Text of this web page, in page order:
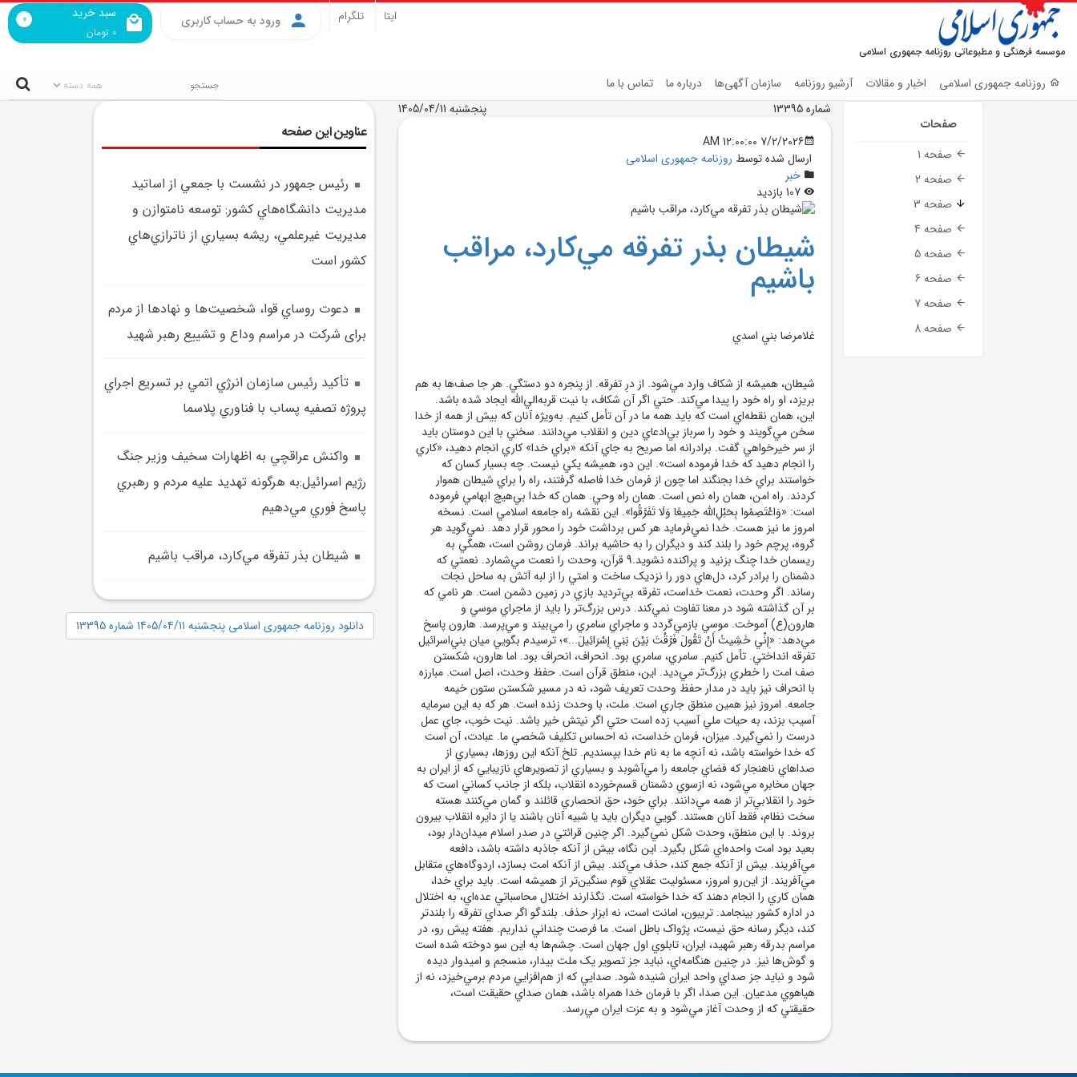
موسسه فرهنگی و مطبوعاتی روزنامه جمهوری اسلامی
سبد خرید
0 تومان
0 ورود به حساب کاربری ایتا تلگرام
روزنامه جمهوری اسلامی اخبار و مقالات آرشیو روزنامه سازمان آگهی‌ها درباره ما تماس با ما
صفحات
صفحه 1
صفحه 2
صفحه 3
صفحه 4
صفحه 5
صفحه 6
صفحه 7
صفحه 8
شماره 13395
پنجشنبه 1405/04/11
7/2/2026 12:00:00 AM
ارسال شده توسط روزنامه جمهوری اسلامی
خبر
شيطان بذر تفرقه مي‌کارد، مراقب
باشيم
غلامرضا بني اسدي
شيطان، هميشه از شکاف وارد مي‌شود. از درِ تفرقه. از پنجره دو دستگي. هر جا صف‌ها به هم
بريزد، او راه خود را پيدا مي‌کند. حتي اگر آن شکاف، با نيت قربه‌الي‌الله ايجاد شده باشد.
اين، همان نقطه‌اي است که بايد همه ما در آن تأمل کنيم. به‌ويژه آنان که بيش از همه از خدا
سخن مي‌گويند و خود را سرباز بي‌ادعاي دين و انقلاب مي‌دانند. سخني با اين دوستان بايد
از سر خيرخواهي گفت. برادرانه اما صريح به جاي آنکه «براي خدا» کاري انجام دهيد، «کاري
را انجام دهيد که خدا فرموده است». اين دو، هميشه يکي نيست. چه بسيار کسان که
خواستند براي خدا بجنگند اما چون از فرمان خدا فاصله گرفتند، راه را براي شيطان هموار
کردند. راه امن، همان راه نص است. همان راه وحي. همان که خدا بي‌هيچ ابهامي فرموده
است: «وَاعْتَصِمُوا بِحَبْلِ‌الله جَمِيعًا وَلَا تَفَرَّقُوا». اين نقشه راه جامعه اسلامي است. نسخه
امروز ما نيز هست. خدا نمي‌فرمايد هر کس برداشت خود را محور قرار دهد. نمي‌گويد هر
گروه، پرچم خود را بلند کند و ديگران را به حاشيه براند. فرمان روشن است، همگي به
ريسمان خدا چنگ بزنيد و پراکنده نشويد.9 قرآن، وحدت را نعمت مي‌شمارد. نعمتي که
دشمنان را برادر کرد، دل‌هاي دور را نزديک ساخت و امتي را از لبه آتش به ساحل نجات
رساند. اگر وحدت، نعمت خداست، تفرقه بي‌ترديد بازي در زمين دشمن است. هر نامي که
بر آن گذاشته شود در معنا تفاوت نمي‌کند. درس بزرگ‌تر را بايد از ماجراي موسي و
هارون(ع) آموخت. موسي بازمي‌گردد و ماجراي سامري را مي‌بيند و مي‌پرسد. هارون پاسخ
مي‌دهد: «إِنِّي خَشِيتُ أَنْ تَقُولَ فَرَّقْتَ بَيْنَ بَنِي إِسْرَائِيلَ...»؛ ترسيدم بگويي ميان بني‌اسرائيل
تفرقه انداختي. تأمل کنيم. سامري، سامري بود. انحراف، انحراف بود. اما هارون، شکستن
صف امت را خطري بزرگ‌تر مي‌ديد. اين، منطق قرآن است. حفظ وحدت، اصل است. مبارزه
با انحراف نيز بايد در مدار حفظ وحدت تعريف شود، نه در مسير شکستن ستون خيمه
جامعه. امروز نيز همين منطق جاري است. ملت، با وحدت زنده است. هر که به اين سرمايه
آسيب بزند، به حيات ملي آسيب زده است حتي اگر نيتش خير باشد. نيت خوب، جاي عمل
درست را نمي‌گيرد. ميزان، فرمان خداست، نه احساس تکليف شخصي ما. عبادت، آن است
که خدا خواسته باشد، نه آنچه ما به نام خدا بپسنديم. تلخ آنکه اين روزها، بسياري از
صداهاي ناهنجار که فضاي جامعه را مي‌آشوبد و بسياري از تصويرهاي نازيبايي که از ايران به
جهان مخابره مي‌شود، نه ازسوي دشمنان قسم‌خورده انقلاب، بلکه از جانب کساني است که
خود را انقلابي‌تر از همه مي‌دانند. براي خود، حق انحصاري قائلند و گمان مي‌کنند هسته
سخت نظام، فقط آنان‌ هستند. گويي ديگران بايد يا شبيه آنان باشند يا از دايره انقلاب بيرون
بروند. با اين منطق، وحدت شکل نمي‌گيرد. اگر چنين قرائتي در صدر اسلام ميدان‌دار بود،
بعيد بود امت واحده‌اي شکل بگيرد. اين نگاه، بيش از آنکه جاذبه داشته باشد، دافعه
مي‌آفريند. بيش از آنکه جمع کند، حذف مي‌کند. بيش از آنکه امت بسازد، اردوگاه‌هاي متقابل
مي‌آفريند. از اين‌رو امروز، مسئوليت عقلاي قوم سنگين‌تر از هميشه است. بايد براي خدا،
همان کاري را انجام دهند که خدا خواسته است. نگذارند اختلال محاسباتي عده‌اي، به اختلال
در اداره کشور بينجامد. تريبون، امانت است، نه ابزار حذف. بلندگو اگر صداي تفرقه را بلندتر
کند، ديگر رسانه حق نيست، پژواک باطل است. ما فرصت چنداني نداريم. هفته پيش رو، در
مراسم بدرقه رهبر شهيد، ايران، تابلوي اول جهان است. چشم‌ها به اين سو دوخته شده است
و گوش‌ها نيز. در چنين هنگامه‌اي، نبايد جز تصوير يک ملت بيدار، منسجم و اميدوار ديده
شود و نبايد جز صداي واحد ايران شنيده شود. صدايي که از هم‌افزايي مردم برمي‌خيزد، نه از
هياهوي مدعيان. اين صدا، اگر با فرمان خدا همراه باشد، همان صداي حقيقت است،
حقيقتي که از وحدت آغاز مي‌شود و به عزت ايران مي‌رسد.
عناوین این صفحه
رئيس جمهور در نشست با جمعي از اساتيد
مديريت دانشگاه‌هاي کشور: توسعه نامتوازن و
مديريت غيرعلمي، ريشه بسياري از ناترازي‌هاي
کشور است
دعوت روساي قوا، شخصيت‌ها و نهادها از مردم
برای شرکت در مراسم وداع و تشييع رهبر شهيد
تأکيد رئيس سازمان انرژي اتمي بر تسريع اجراي
پروژه تصفيه پساب با فناوري پلاسما
واکنش عراقچي به اظهارات سخيف وزير جنگ
رژيم اسرائيل:به هرگونه تهديد عليه مردم و رهبري
پاسخ فوري مي‌دهيم
شيطان بذر تفرقه مي‌کارد، مراقب باشيم
دانلود روزنامه جمهوری اسلامی پنجشنبه 1405/04/11 شماره 13395